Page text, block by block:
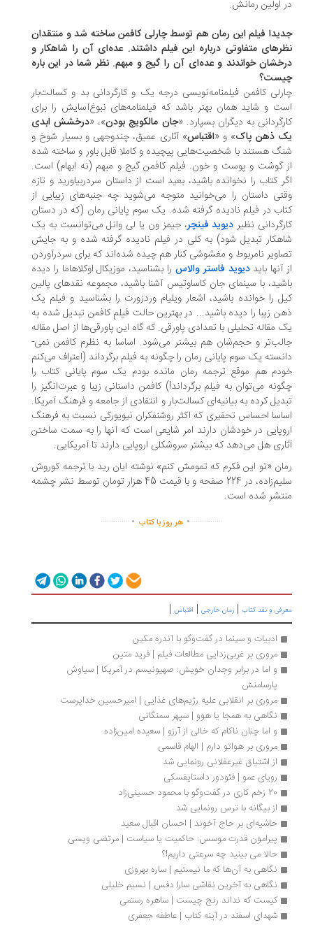
اولین رمانش.
فیلم این رمان هم توسط چارلی کافمن ساخته شد و منتقدان
متفاوتی درباره این فیلم داشتند. عده‌ای آن را شاهکار و
خواندند و عده‌ای آن را گیج و مبهم. نظر شما در این باره
کافمن فیلمنامه‌­نویسی درجه یک و کارگردانی بد و کسالت­‌بار
و شاید همان بهتر باشد که فیلمنامه­‌های نبوغ­‌آسایش را برای
به دیگران بسپارد. «جان مالکویچ بودن»، «درخشش ابدی
ذهن پاک» و «اقتباس» آثاری عمیق، چندوجهی و بسیار شوخ و
هستند با شخصیت‌­هایی پیچیده و کاملا قابل باور و ساخته شده
گوشت و پوست و خون. فیلم کافمن گیج و مبهم (نه ابهام) است.
کتاب را نخوانده باشید، بعید است از داستان سردربیاورید و تازه
داستان را می­‌خوانید متوجه می­‌شوید چه جنبه­‌های زیبایی از
در فیلم نادیده گرفته شده. یک سوم پایانی رمان (که در دستان
نظیردیوید فینچر، جیمز ون یا لی وانل می‌­توانست به یک
تبدیل شود) به کلی در فیلم نادیده گرفته شده و به جایش
نامربوط و مغشوشی کنار هم چیده شده­‌اند که برای سردرآوردن
آنها بایددیوید فاستر والاسرا بشناسید، موزیکال اوکلاهاما را دیده
با سینمای جان کاساوتیس آشنا باشید، مجموعه نقدهای پالین
را خوانده باشید، اشعار ویلیام وردزورت را بشناسید و فیلم یک
زیبا را دیده باشید... در بهترین حالت فیلمِ کافمن تبدیل شده به
مقاله­ تحلیلی با تعدادی پاورقی. که گاه این پاورقی­‌ها از اصل مقاله
و حجم­‌شان هم بیشتر می­‌شود. اساسا به نظرم کافمن نمی‌­
یک سوم پایانی رمان را چگونه به فیلم برگرداند (اعتراف می‌کنم
هم موقع ترجمه­ رمان مانده بودم یک سوم پایانی کتاب را
می‌­توان به فیلم برگرداند!) کافمن داستانی زیبا و عبرت­‌انگیز را
کرده به بیانیه­‌ا‌ی کسالت­‌بار و انتقادی از جامعه و فرهنگ آمریکا.
احساس تحقیری که اکثر روشنفکران نیویورکی نسبت به فرهنگ
در خودشان دارند امر شایعی است که آنها را به سمت ساختن
هل می­‌دهد که بیشتر سروشکلی اروپایی دارند تا آمریکایی.
«تو این فکرم که تمومش کنم» نوشته ایان رید با ترجمه کوروش
سلیم‌زاده، در 224 صفحه و با قیمت 45 هزار تومان توسط نشر چشمه
شده است.
...............
. هر روز با کتاب.
..............
و نقد کتاب|رمان خارجی|اقتباس |
ادبیات و سینما در گفت‌وگو با آندره مکین
مروری بر غربی‌زدایی مطالعات فیلم | فرید متین
و اما در برابر وجدان خویش: صهیونیسم در آمریکا | سیاوش
پارسامنش
مروری بر انقلابی علیه رژیم‌های غذایی | امیرحسین خداپرست
نگاهی به همجا یا هوو | سپهر سمنگانی
و اما چنان ناکام که خالی از آرزو | سعیده امین‌زاده
مروری بر هواتو دارم | الهام قاسمی
از اشتیاق غیرعقلانی رونمایی شد
رویای عمو | فئودور داستایفسکی
از بیگانه با ترس رونمایی شد
حاشیه‌ای بر حاج آخوند | احسان اقبال سعید
پیرامون قدرت موسس: حاکمیت یا سیاست | مرتضی ویسی
حالا می بینید چه سرعتی داریم!؟
نگاهی به آن‌ها که ما نیستیم | ساره بهروزی
نگاهی به آخرین نقاشی سارا دفس | نسیم خلیلی
کیست که نداند رنج چیست | ساهره رستمی
شهدای اسفند در آینه کتاب | عاطفه جعفری